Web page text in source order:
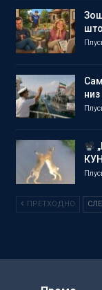
ПРЕТХОДНО